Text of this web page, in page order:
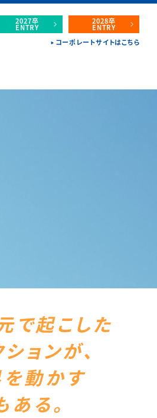
2027卒
ENTRY
2028卒
ENTRY
▶︎ コーポレートサイトはこちら
で起こした
ョンが、
動かす
ある。